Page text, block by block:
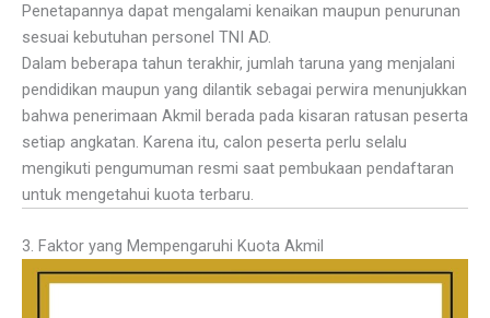
Penetapannya dapat mengalami kenaikan maupun penurunan
sesuai kebutuhan personel TNI AD.
Dalam beberapa tahun terakhir, jumlah taruna yang menjalani
pendidikan maupun yang dilantik sebagai perwira menunjukkan
bahwa penerimaan Akmil berada pada kisaran ratusan peserta
setiap angkatan. Karena itu, calon peserta perlu selalu
mengikuti pengumuman resmi saat pembukaan pendaftaran
untuk mengetahui kuota terbaru.
3. Faktor yang Mempengaruhi Kuota Akmil